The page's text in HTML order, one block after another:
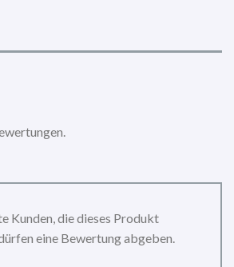
Kunden, die dieses Produkt
eine Bewertung abgeben.